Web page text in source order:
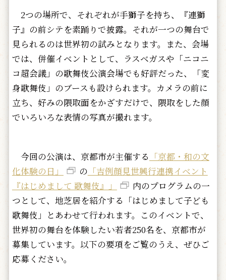
2つの場所で、それぞれが手獅子を持ち、『連獅
子』の前シテを素踊りで披露。それが一つの舞台で
見られるのは世界初の試みとなります。また、会場
では、併催イベントとして、ラスベガスや「ニコニ
コ超会議」の歌舞伎公演会場でも好評だった、「変
身歌舞伎」のブースも設けられます。カメラの前に
立ち、好みの隈取面をかざすだけで、隈取をした顔
でいろいろな表情の写真が撮れます。
今回の公演は、京都市が主催する 「京都・和の文
化体験の日」
の 「吉例顔見世興行連携イベント
『はじめまして 歌舞伎』」
内のプログラムの一
つとして、地芝居を紹介する「はじめまして子ども
歌舞伎」とあわせて行われます。このイベントで、
世界初の舞台を体験したい若者250名を、京都市が
募集しています。以下の要項をご覧のうえ、ぜひご
応募ください。